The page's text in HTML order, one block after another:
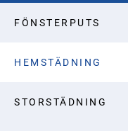
FÖNSTERPUTS
HEMSTÄDNING
STORSTÄDNING